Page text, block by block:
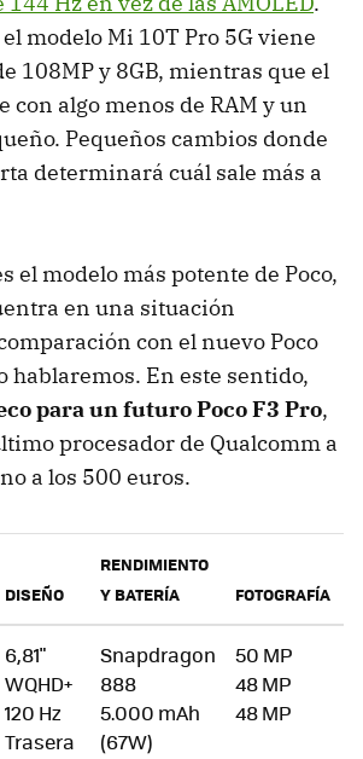
modelo Mi 10T Pro 5G viene
108MP y 8GB, mientras que el
con algo menos de RAM y un
Pequeños cambios donde
determinará cuál sale más a
el modelo más potente de Poco,
en una situación
con el nuevo Poco
hablaremos. En este sentido,
para un futuro Poco F3 Pro,
procesador de Qualcomm a
a los 500 euros.
DISEÑO
RENDIMIENTO
Y BATERÍA
FOTOGRAFÍA
6,81"
WQHD+
120 Hz
Trasera
Snapdragon
888
5.000 mAh
(67W)
50 MP
48 MP
48 MP